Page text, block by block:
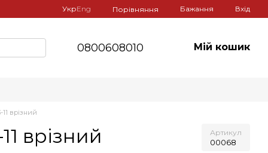
УкрEng Порівняння Бажання Вхід
0800608010 Мій кошик
врізний
врізний Артикул
00068